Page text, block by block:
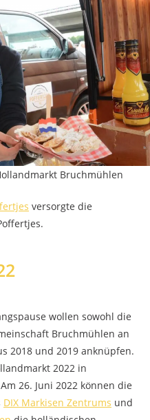
Bruchmühlen
versorgte die
wollen sowohl die
Bruchmühlen an
2018 und 2019 anknüpfen.
2022 in
26. Juni 2022 können die
DIX Markisen Zentrums und